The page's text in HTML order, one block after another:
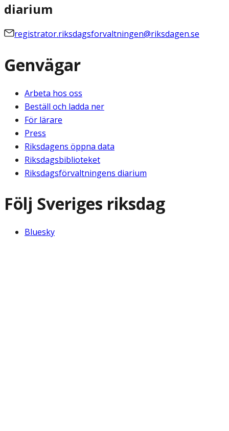
diarium
registrator.riksdagsforvaltningen@riksdagen.se
Genvägar
Arbeta hos oss
Beställ och ladda ner
För lärare
Press
Riksdagens öppna data
Riksdagsbiblioteket
Riksdagsförvaltningens diarium
Följ Sveriges riksdag
Bluesky